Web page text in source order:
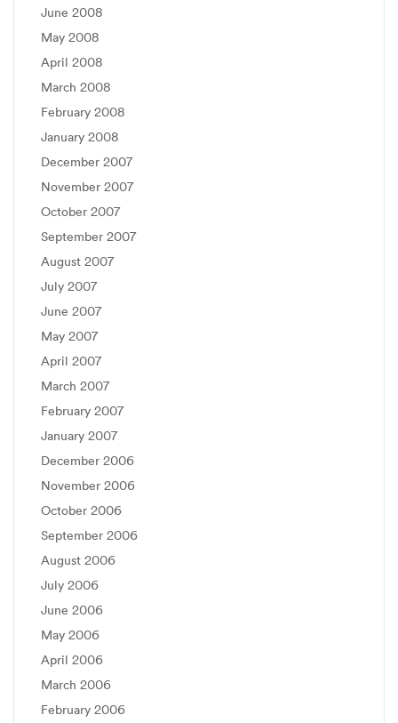
June 2008
May 2008
April 2008
March 2008
February 2008
January 2008
December 2007
November 2007
October 2007
September 2007
August 2007
July 2007
June 2007
May 2007
April 2007
March 2007
February 2007
January 2007
December 2006
November 2006
October 2006
September 2006
August 2006
July 2006
June 2006
May 2006
April 2006
March 2006
February 2006